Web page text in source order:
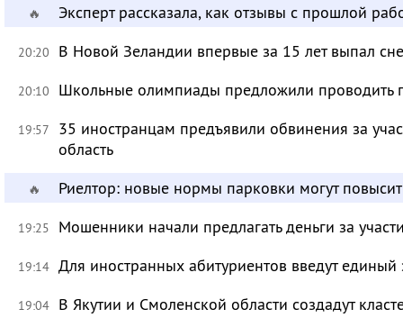
🔥 Эксперт рассказала, как отзывы с прошлой
20:20 В Новой Зеландии впервые за 15 лет выпал
20:10 Школьные олимпиады предложили проводить
19:57
35 иностранцам предъявили обвинения за
область
🔥 Риелтор: новые нормы парковки могут
19:25 Мошенники начали предлагать деньги за
19:14 Для иностранных абитуриентов введут
19:04 В Якутии и Смоленской области создадут